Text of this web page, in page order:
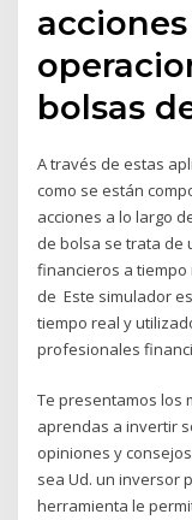
bolsas
A través de estas
como se están
acciones a lo largo
de bolsa se trata de
financieros a tiempo
de Este simulador
tiempo real y
profesionales
Te presentamos los
aprendas a invertir
opiniones y
sea Ud. un inversor
herramienta le